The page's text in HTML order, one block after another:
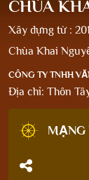
CHÙA
Xây dựng từ :
Chùa Khai
CÔNG TY TNHH
Địa chỉ: Thôn
MẠNG